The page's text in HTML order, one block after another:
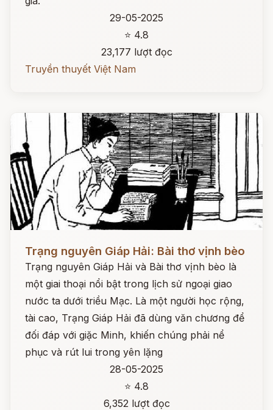
29-05-2025
⭐ 4.8
23,177 lượt đọc
Truyền thuyết Việt Nam
Trạng nguyên Giáp Hải: Bài thơ vịnh bèo
Trạng nguyên Giáp Hải và Bài thơ vịnh bèo là
một giai thoại nổi bật trong lịch sử ngoại giao
nước ta dưới triều Mạc. Là một người học rộng,
tài cao, Trạng Giáp Hải đã dùng văn chương để
đối đáp với giặc Minh, khiến chúng phải nể
phục và rút lui trong yên lặng
28-05-2025
⭐ 4.8
6,352 lượt đọc